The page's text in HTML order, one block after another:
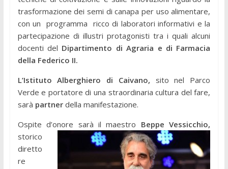
trasformazione dei semi di canapa per uso alimentare,
con un programma ricco di laboratori informativi e la
partecipazione di illustri protagonisti tra i quali alcuni
docenti del Dipartimento di Agraria e di Farmacia
della Federico II.
L’Istituto Alberghiero di Caivano, sito nel Parco
Verde e portatore di una straordinaria cultura del fare,
sarà partnerdella manifestazione.
Ospite d’onore sarà il maestro Beppe Vessicchio,
storico
diretto
re